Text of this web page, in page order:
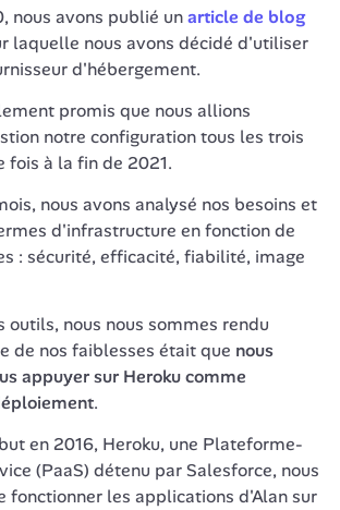
nous avons publié un article de blog
laquelle nous avons décidé d'utiliser
d'hébergement.
promis que nous allions
notre configuration tous les trois
fois à la fin de 2021.
nous avons analysé nos besoins et
d'infrastructure en fonction de
: sécurité, efficacité, fiabilité, image
outils, nous nous sommes rendu
de nos faiblesses était que nous
appuyer sur Heroku comme
.
en 2016, Heroku, une Plateforme-
(PaaS) détenu par Salesforce, nous
fonctionner les applications d'Alan sur